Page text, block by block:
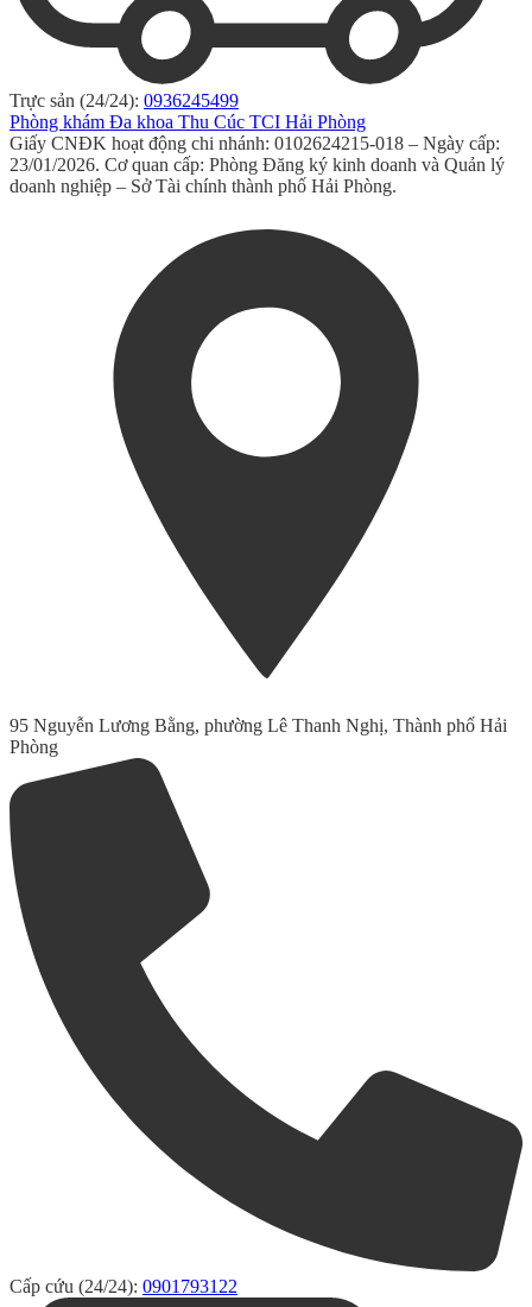
Trực sản (24/24): 0936245499
Phòng khám Đa khoa Thu Cúc TCI Hải Phòng
Giấy CNĐK hoạt động chi nhánh: 0102624215-018 – Ngày cấp:
23/01/2026. Cơ quan cấp: Phòng Đăng ký kinh doanh và Quản lý
doanh nghiệp – Sở Tài chính thành phố Hải Phòng.
95 Nguyễn Lương Bằng, phường Lê Thanh Nghị, Thành phố Hải
Phòng
Cấp cứu (24/24): 0901793122